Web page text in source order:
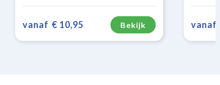
vanaf € 10,95 Bekijk vanaf